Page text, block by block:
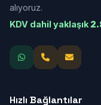
alıyoruz.
KDV dahil yaklaşık
Hızlı Bağlantılar